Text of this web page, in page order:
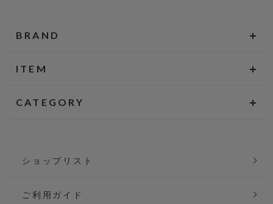
BRAND
ITEM
CATEGORY
ショップリスト
ご利用ガイド